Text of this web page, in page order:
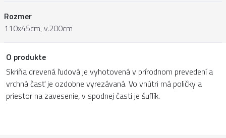
Rozmer
110x45cm, v.200cm
O produkte
Skriňa drevená ľudová je vyhotovená v prírodnom prevedení a
vrchná časť je ozdobne vyrezávaná. Vo vnútri má poličky a
priestor na zavesenie, v spodnej časti je šuflík.